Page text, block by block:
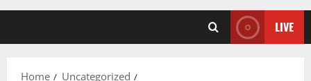
LIVE
Home
Uncategorized